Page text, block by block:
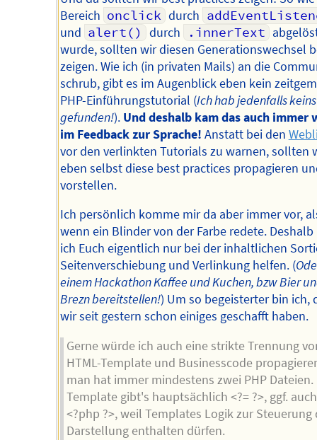
Bereich onclick durch
und alert() durch .innerText
wurde, sollten wir diesen Generationswechsel
zeigen. Wie ich (in privaten Mails) an die
schrub, gibt es im Augenblick eben kein
PHP-Einführungstutorial (Ich hab jedenfalls keins
gefunden!). Und deshalb kam das auch immer
im Feedback zur Sprache! Anstatt bei den
vor den verlinkten Tutorials zu warnen, sollten
eben selbst diese best practices propagieren
vorstellen.
Ich persönlich komme mir da aber immer vor,
wenn ein Blinder von der Farbe redete. Deshalb
ich Euch eigentlich nur bei der inhaltlichen
Seitenverschiebung und Verlinkung helfen. (
einem Hackathon Kaffee und Kuchen, bzw Bier
Brezn bereitstellen!) Um so begeisterter bin ich,
wir seit gestern schon einiges geschafft haben.
Gerne würde ich auch eine strikte Trennung
HTML-Template und Businesscode
man hat immer mindestens zwei PHP Dateien.
Template gibt's hauptsächlich <?= ?>, ggf.
<?php ?>, weil Templates Logik zur Steuerung
Darstellung enthalten dürfen.